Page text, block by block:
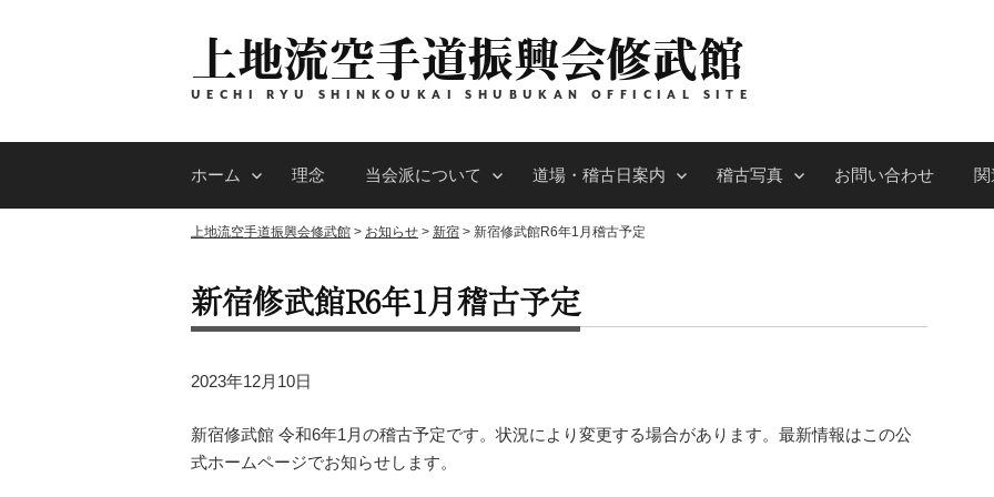
キ
上地流空手道振興会修武館
UECHI RYU SHINKOUKAI SHUBUKAN OFFICIAL SITE
ホーム 理念 当会派について 道場・稽古日案内 稽古写真 お問い合わせ
上地流空手道振興会修武館 > お知らせ > 新宿 > 新宿修武館R6年1月稽古予定
新宿修武館R6年1月稽古予定
2023年12月10日
新宿修武館 令和6年1月の稽古予定です。状況により変更する場合があります。最新情報はこの公
式ホームページでお知らせします。